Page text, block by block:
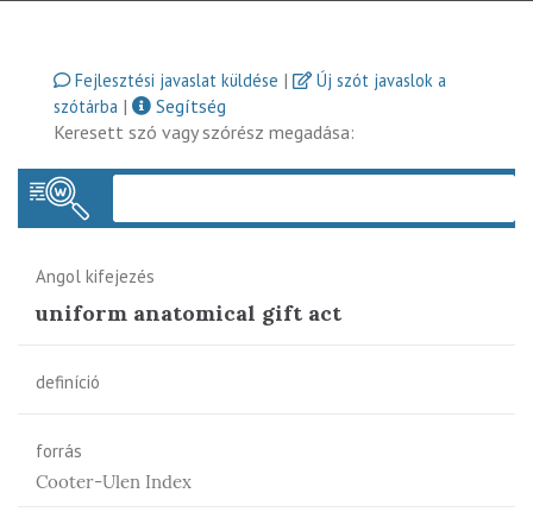
Fejlesztési javaslat küldése |
Új szót javaslok a
szótárba |
Segítség
Keresett szó vagy szórész megadása:
Angol kifejezés
uniform anatomical gift act
definíció
forrás
Cooter-Ulen Index